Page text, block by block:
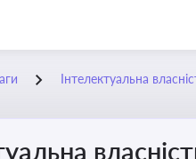
Інтелектуальна